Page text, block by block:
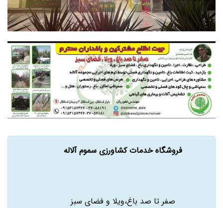
فروشگاه خدمات کشاورزی سموم آلاله
صفر تا صد باغ،ویلا و فضای سبز